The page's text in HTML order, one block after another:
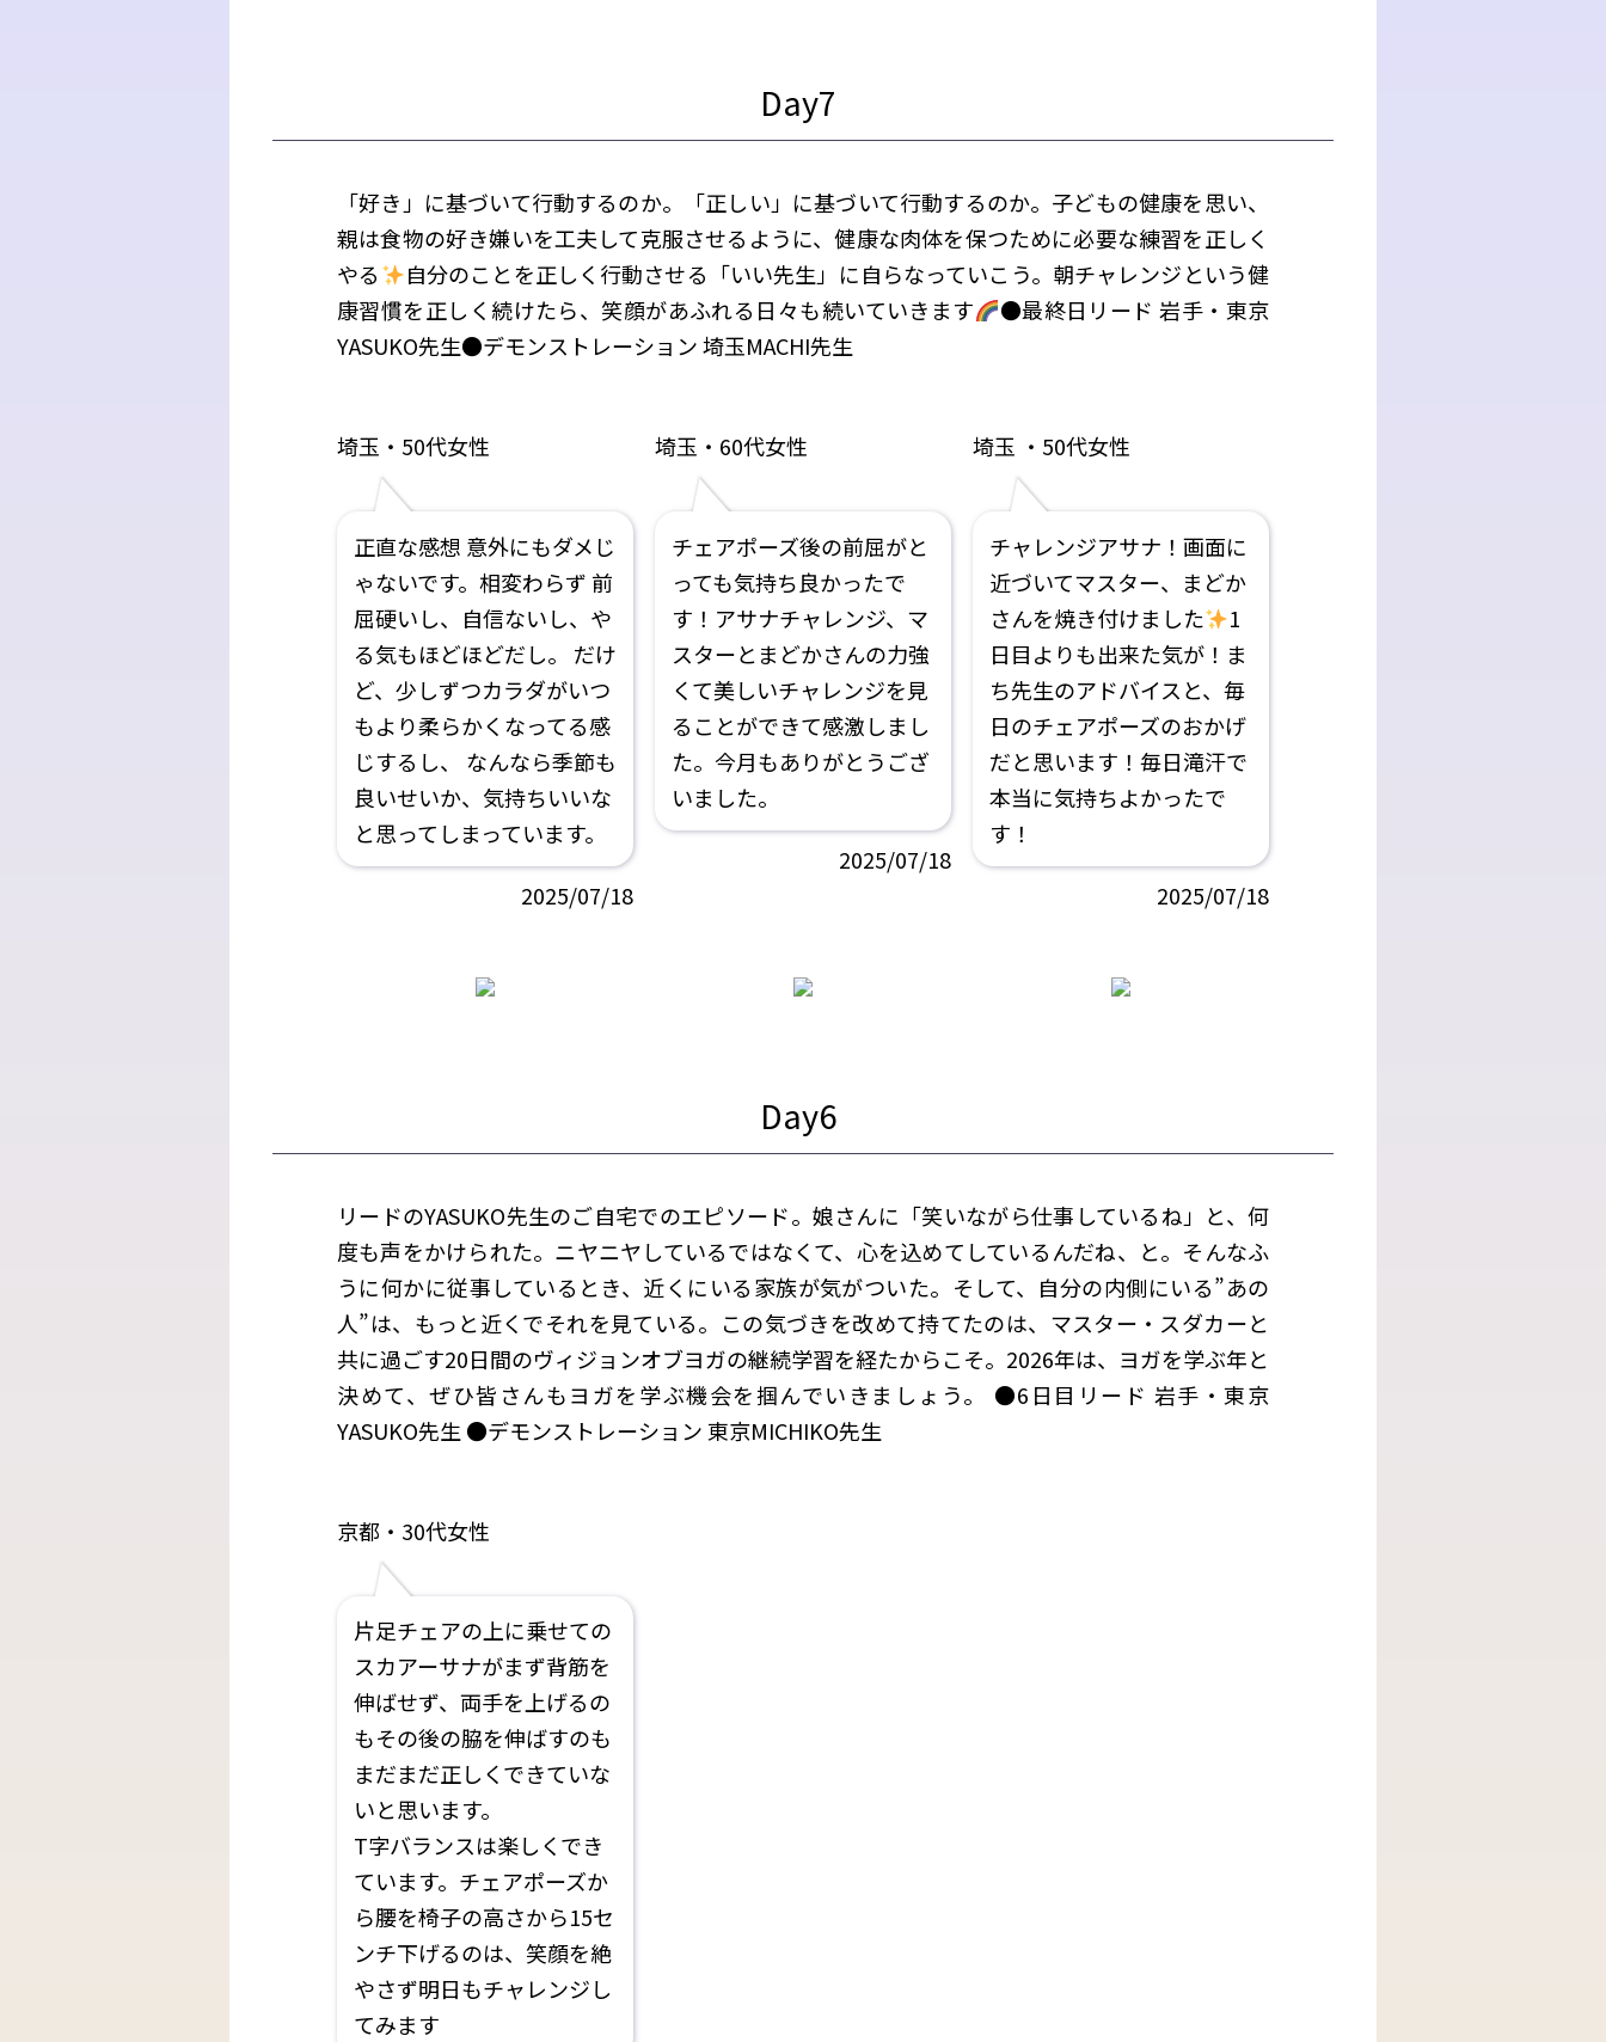
リードのYASUKO先生のご自宅でのエピソード。娘さんに「笑いながら仕事しているね」と、何
度も声をかけられた。ニヤニヤしているではなくて、心を込めてしているんだね、と。そんなふ
うに何かに従事しているとき、近くにいる家族が気がついた。そして、自分の内側にいる”あの
人”は、もっと近くでそれを見ている。この気づきを改めて持てたのは、マスター・スダカーと
共に過ごす20日間のヴィジョンオブヨガの継続学習を経たからこそ。2026年は、ヨガを学ぶ年と
決めて、ぜひ皆さんもヨガを学ぶ機会を掴んでいきましょう。 ●6日目リード 岩手・東京
YASUKO先生 ●デモンストレーション 東京MICHIKO先生
京都・30代女性
片足チェアの上に乗せての
スカアーサナがまず背筋を
伸ばせず、両手を上げるの
もその後の脇を伸ばすのも
まだまだ正しくできていな
いと思います。
T字バランスは楽しくでき
ています。チェアポーズか
ら腰を椅子の高さから15セ
ンチ下げるのは、笑顔を絶
やさず明日もチャレンジし
てみます
「好き」に基づいて行動するのか。「正しい」に基づいて行動するのか。子どもの健康を思い、
親は食物の好き嫌いを工夫して克服させるように、健康な肉体を保つために必要な練習を正しく
やる
自分のことを正しく行動させる「いい先生」に自らなっていこう。朝チャレンジという健
康習慣を正しく続けたら、笑顔があふれる日々も続いていきます
●最終日リード 岩手・東京
YASUKO先生●デモンストレーション 埼玉MACHI先生
埼玉・50代女性
正直な感想 意外にもダメじ
ゃないです。相変わらず 前
屈硬いし、自信ないし、や
る気もほどほどだし。 だけ
ど、少しずつカラダがいつ
もより柔らかくなってる感
じするし、 なんなら季節も
良いせいか、気持ちいいな
と思ってしまっています。
2025/07/18
埼玉・60代女性
チェアポーズ後の前屈がと
っても気持ち良かったで
す！アサナチャレンジ、マ
スターとまどかさんの力強
くて美しいチャレンジを見
ることができて感激しまし
た。今月もありがとうござ
いました。
2025/07/18
埼玉 ・50代女性
チャレンジアサナ！画面に
近づいてマスター、まどか
さんを焼き付けました
1
日目よりも出来た気が！ま
ち先生のアドバイスと、毎
日のチェアポーズのおかげ
だと思います！毎日滝汗で
本当に気持ちよかったで
す！
2025/07/18